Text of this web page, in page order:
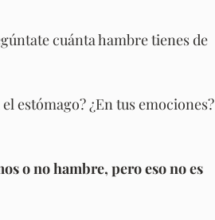
cuánta hambre tienes de
estómago? ¿En tus emociones?
o no hambre, pero eso no es